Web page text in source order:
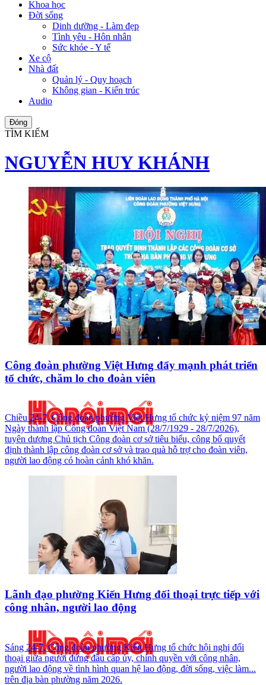
Khoa học
Đời sống
Dinh dưỡng - Làm đẹp
Tình yêu - Hôn nhân
Sức khỏe - Y tế
Xe cộ
Nhà đất
Quản lý - Quy hoạch
Không gian - Kiến trúc
Audio
Đóng
TÌM KIẾM
NGUYỄN HUY KHÁNH
Công đoàn phường Việt Hưng đẩy mạnh phát triển
tổ chức, chăm lo cho đoàn viên
Chiều 24-7, Công đoàn phường Việt Hưng tổ chức kỷ niệm 97 năm
Ngày thành lập Công đoàn Việt Nam (28/7/1929 - 28/7/2026),
tuyên dương Chủ tịch Công đoàn cơ sở tiêu biểu, công bố quyết
định thành lập công đoàn cơ sở và trao quà hỗ trợ cho đoàn viên,
người lao động có hoàn cảnh khó khăn.
Lãnh đạo phường Kiến Hưng đối thoại trực tiếp với
công nhân, người lao động
Sáng 24-7, Công đoàn phường Kiến Hưng tổ chức hội nghị đối
thoại giữa người đứng đầu cấp ủy, chính quyền với công nhân,
người lao động về tình hình quan hệ lao động, đời sống, việc làm...
trên địa bàn phường năm 2026.